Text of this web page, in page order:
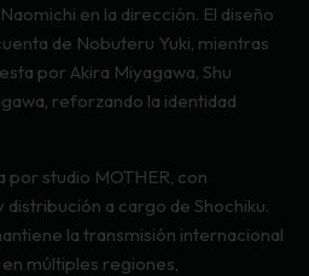
en la dirección. El diseño
de Nobuteru Yuki, mientras
por Akira Miyagawa, Shu
reforzando la identidad
por studio MOTHER, con
a cargo de Shochiku.
la transmisión internacional
múltiples regiones,